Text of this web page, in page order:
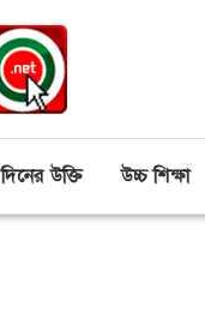
দিনের উক্তি উচ্চ শিক্ষা